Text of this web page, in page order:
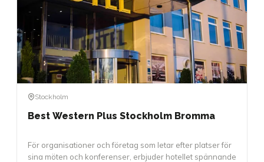
Stockholm
Best Western Plus Stockholm Bromma
För organisationer och företag som letar efter platser för
sina möten och konferenser, erbjuder hotellet spännande